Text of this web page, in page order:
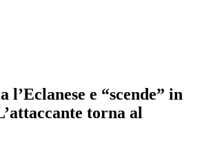
l’Eclanese e “scende” in
torna al